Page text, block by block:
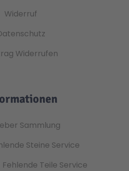
Widerruf
Widerrufen
Sammlung
Steine Service
Fehlende Teile Service